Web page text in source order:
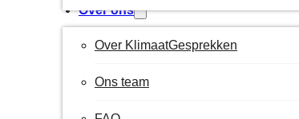
Over ons
Over KlimaatGesprekken
Ons team